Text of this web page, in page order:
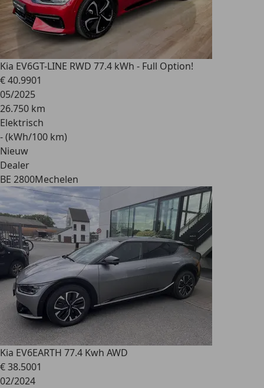
Kia EV6GT-LINE RWD 77.4 kWh - Full Option!
€ 40.9901
05/2025
26.750 km
Elektrisch
- (kWh/100 km)
Nieuw
Dealer
BE 2800Mechelen
Kia EV6EARTH 77.4 Kwh AWD
€ 38.5001
02/2024